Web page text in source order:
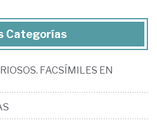
Categorías
FACSÍMILES EN